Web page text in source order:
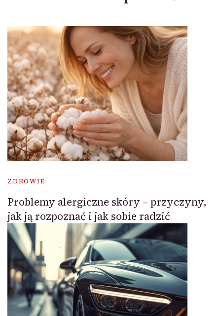
ZDROWIE
Problemy alergiczne skóry – przyczyny,
jak ją rozpoznać i jak sobie radzić